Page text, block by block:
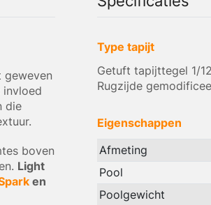
geweven
invloed
die
boven
Light
en
Type tapijt
Getuft tapijttegel 1/
Rugzijde
Eigenschappen
Afmeting
Pool
Poolgewicht